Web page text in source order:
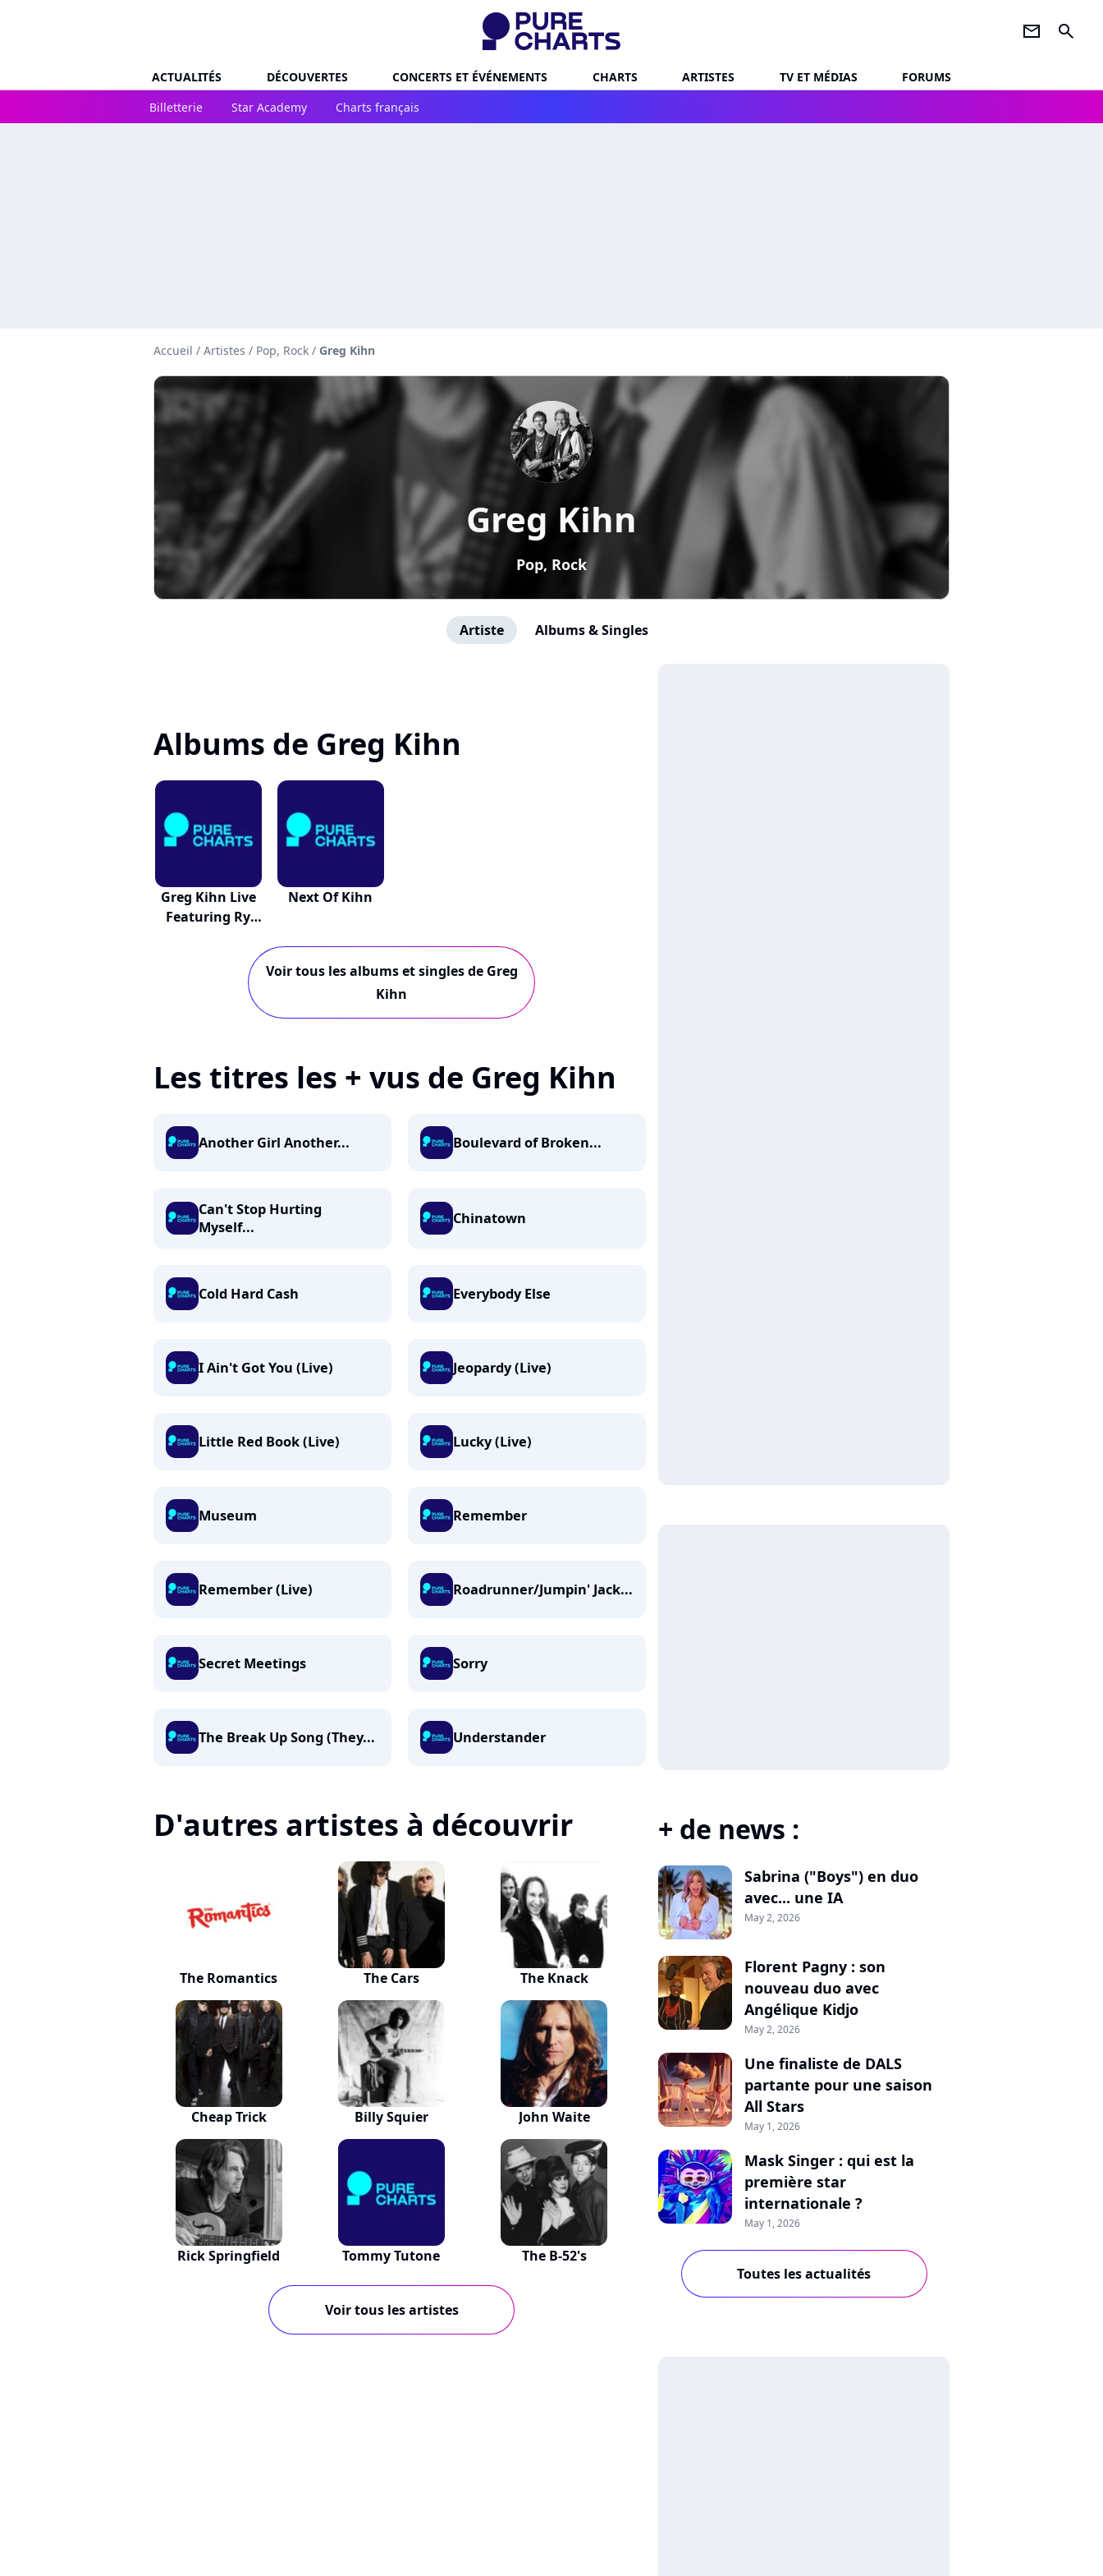
newsletter search
ACTUALITÉS DÉCOUVERTES CONCERTS ET ÉVÉNEMENTS CHARTS ARTISTES TV ET MÉDIAS
FORUMS
Billetterie
Star Academy Charts français
Accueil / Artistes / Pop, Rock / Greg Kihn
Greg Kihn
Pop, Rock
Artiste Albums & Singles
Albums de Greg Kihn
Greg Kihn Live
Featuring Ry
Next Of Kihn
Voir tous les albums et singles de Greg
Kihn
Les titres les + vus de Greg Kihn
Another Girl Another... Boulevard of Broken...
Can't Stop Hurting
Myself...
Chinatown
Cold Hard Cash Everybody Else
I Ain't Got You (Live) Jeopardy (Live)
Little Red Book (Live) Lucky (Live)
Museum Remember
Remember (Live) Roadrunner/Jumpin' Jack...
Secret Meetings Sorry
The Break Up Song (They... Understander
D'autres artistes à découvrir
The Romantics The Cars The Knack
Cheap Trick Billy Squier John Waite
Rick Springfield Tommy Tutone The B-52's
Voir tous les artistes
+ de news :
Sabrina ("Boys") en duo
avec... une IA
May 2, 2026
Florent Pagny : son
nouveau duo avec
Angélique Kidjo
May 2, 2026
Une finaliste de DALS
partante pour une saison
All Stars
May 1, 2026
Mask Singer : qui est la
première star
internationale ?
May 1, 2026
Toutes les actualités